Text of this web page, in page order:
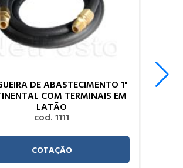
DE ABASTECIMENTO 1"
COM TERMINAIS EM
LATÃO
cod. 1111
COTAÇÃO